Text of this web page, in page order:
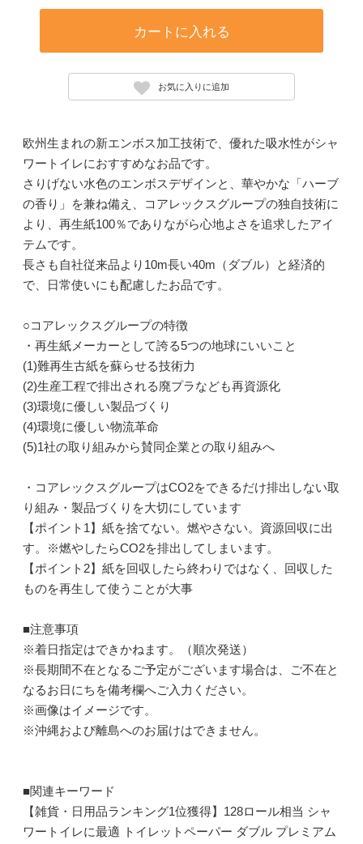
カートに入れる
お気に入りに追加
欧州生まれの新エンボス加工技術で、優れた吸水性がシャ
ワートイレにおすすめなお品です。
さりげない水色のエンボスデザインと、華やかな「ハーブ
の香り」を兼ね備え、コアレックスグループの独自技術に
より、再生紙100％でありながら心地よさを追求したアイ
テムです。
長さも自社従来品より10m長い40m（ダブル）と経済的
で、日常使いにも配慮したお品です。
○コアレックスグループの特徴
・再生紙メーカーとして誇る5つの地球にいいこと
(1)難再生古紙を蘇らせる技術力
(2)生産工程で排出される廃プラなども再資源化
(3)環境に優しい製品づくり
(4)環境に優しい物流革命
(5)1社の取り組みから賛同企業との取り組みへ
・コアレックスグループはCO2をできるだけ排出しない取
り組み・製品づくりを大切にしています
【ポイント1】紙を捨てない。燃やさない。資源回収に出
す。※燃やしたらCO2を排出してしまいます。
【ポイント2】紙を回収したら終わりではなく、回収した
ものを再生して使うことが大事
■注意事項
※着日指定はできかねます。（順次発送）
※長期間不在となるご予定がございます場合は、ご不在と
なるお日にちを備考欄へご入力ください。
※画像はイメージです。
※沖縄および離島へのお届けはできません。
■関連キーワード
【雑貨・日用品ランキング1位獲得】128ロール相当 シャ
ワートイレに最適 トイレットペーパー ダブル プレミアム